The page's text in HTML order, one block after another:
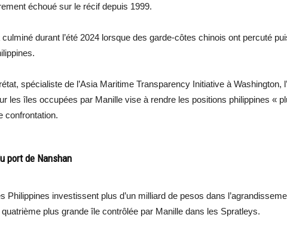
échoué sur le récif depuis 1999.
durant l’été 2024 lorsque des garde-côtes chinois ont percuté
spécialiste de l’Asia Maritime Transparency Initiative à Washington,
les îles occupées par Manille vise à rendre les positions philippines «
confrontation.
port de Nanshan
Philippines investissent plus d’un milliard de pesos dans
plus grande île contrôlée par Manille dans les Spratleys.